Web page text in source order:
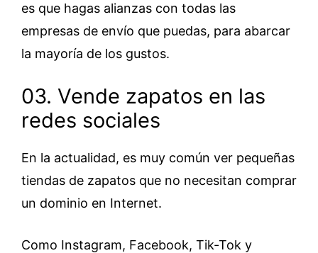
es que hagas alianzas con todas las
empresas de envío que puedas, para abarcar
la mayoría de los gustos.
03. Vende zapatos en las
redes sociales
En la actualidad, es muy común ver pequeñas
tiendas de zapatos que no necesitan comprar
un dominio en Internet.
Como Instagram, Facebook, Tik-Tok y